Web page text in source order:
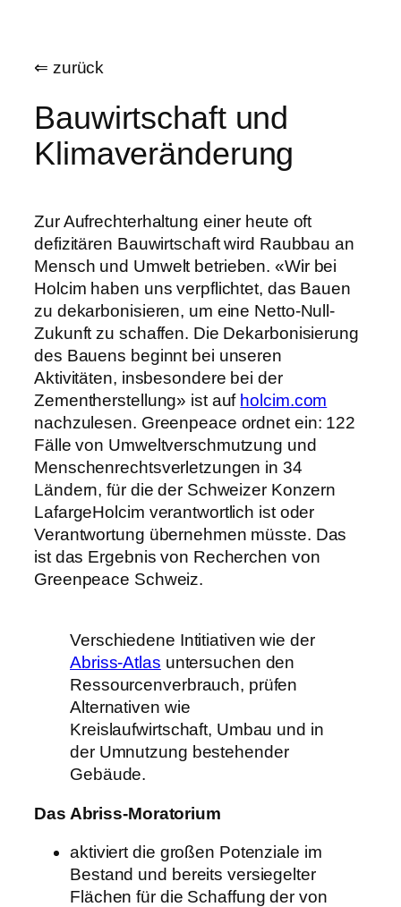
Inhalt⇐ zurück
Bauwirtschaft und
Klimaveränderung
Zur Aufrechterhaltung einer heute oft
defizitären Bauwirtschaft wird Raubbau an
Mensch und Umwelt betrieben. «Wir bei
Holcim haben uns verpflichtet, das Bauen
zu dekarbonisieren, um eine Netto-Null-
Zukunft zu schaffen. Die Dekarbonisierung
des Bauens beginnt bei unseren
Aktivitäten, insbesondere bei der
Zementherstellung» ist auf holcim.com
nachzulesen. Greenpeace ordnet ein: 122
Fälle von Umweltverschmutzung und
Menschenrechtsverletzungen in 34
Ländern, für die der Schweizer Konzern
LafargeHolcim verantwortlich ist oder
Verantwortung übernehmen müsste. Das
ist das Ergebnis von Recherchen von
Greenpeace Schweiz.
Verschiedene Intitiativen wie der
Abriss-Atlas untersuchen den
Ressourcenverbrauch, prüfen
Alternativen wie
Kreislaufwirtschaft, Umbau und in
der Umnutzung bestehender
Gebäude.
Das Abriss-Moratorium
aktiviert die großen Potenziale im
Bestand und bereits versiegelter
Flächen für die Schaffung der von